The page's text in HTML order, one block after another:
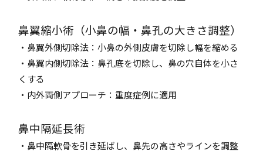
鼻翼縮小術（小鼻の幅・鼻孔の大きさ調整）
・鼻翼外側切除法：小鼻の外側皮膚を切除し幅を縮める
・鼻翼内側切除法：鼻孔底を切除し、鼻の穴自体を小さ
くする
・内外両側アプローチ：重度症例に適用
鼻中隔延長術
・鼻中隔軟骨を引き延ばし、鼻先の高さやラインを調整